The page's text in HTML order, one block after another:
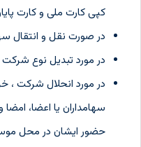
کپی کارت ملی و کارت
در صورت نقل و انتقال
در مورد تبدیل نوع شرکت
در مورد انحلال شرکت
سهامداران یا اعضا،
حضور ایشان در محل